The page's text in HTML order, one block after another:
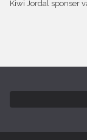
Kiwi Jordal sponser